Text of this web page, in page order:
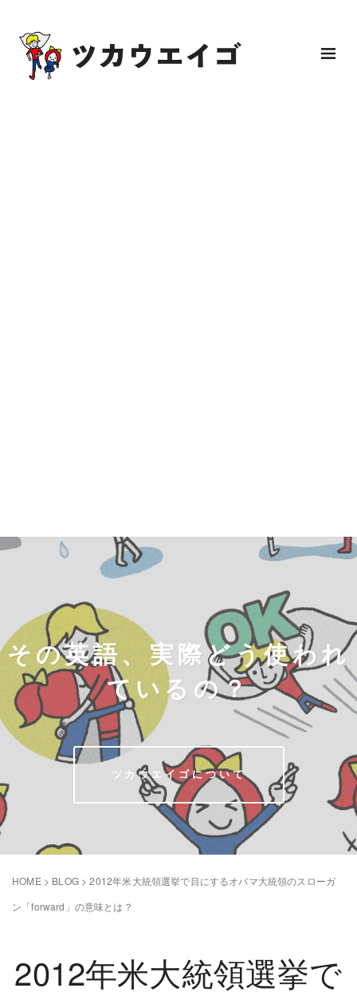
その英語、実際どう使われ
ているの？
ツカウエイゴについて
HOME > BLOG>2012年米大統領選挙で目にするオバマ大統領のスローガ
ン「forward」の意味とは？
2012年米大統領選挙で